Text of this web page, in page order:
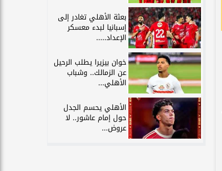
بعثة الأهلي تغادر إلى
إسبانيا لبدء معسكر
الإعداد.....
خوان بيزيرا يطلب الرحيل
عن الزمالك.. وشباب
الأهلي...
الأهلي يحسم الجدل
حول إمام عاشور.. لا
عروض...